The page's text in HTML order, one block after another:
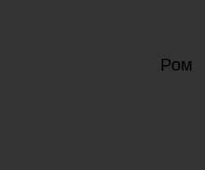
Ром